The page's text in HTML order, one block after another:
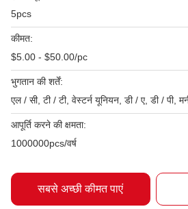
5pcs
कीमत:
$5.00 - $50.00/pc
भुगतान की शर्तें:
एल / सी, टी / टी, वेस्टर्न यूनियन, डी / ए, डी / पी,
आपूर्ति करने की क्षमता:
1000000pcs/वर्ष
सबसे अच्छी कीमत पाएं